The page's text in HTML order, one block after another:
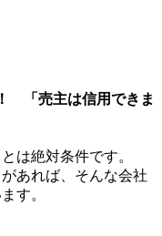
「売主は信用できま
は絶対条件です。
あれば、そんな会社
す。